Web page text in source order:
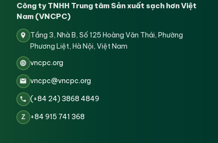
Công ty TNHH Trung tâm Sản xuất sạch hơn Việt
Nam (VNCPC)
Tầng 3, Nhà B, Số 125 Hoàng Văn Thái, Phường
Phương Liệt, Hà Nội, Việt Nam
vncpc.org
vncpc@vncpc.org
(+84 24) 3868 4849
Z +84 915 741 368